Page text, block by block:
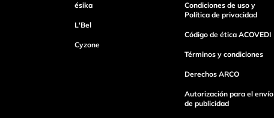
Tu nombre
ésika
L'Bel
Cyzone
Condiciones de uso y
Política de privacidad
Código de ética ACOVEDI
Términos y condiciones
Derechos ARCO
Autorización para el envío
de publicidad